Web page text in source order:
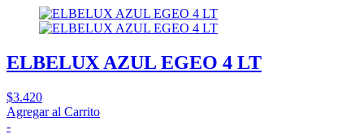
ELBELUX AZUL EGEO 4 LT
$3.420
Agregar al Carrito
-